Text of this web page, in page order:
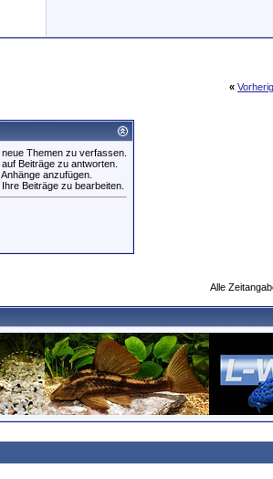
«
, neue Themen zu verfassen.
, auf Beiträge zu antworten.
, Anhänge anzufügen.
, Ihre Beiträge zu bearbeiten.
Alle